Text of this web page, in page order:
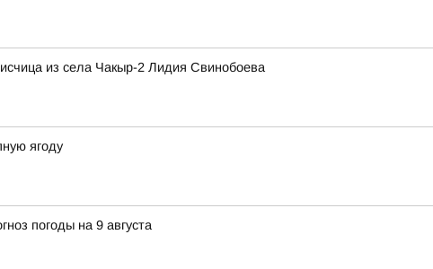
из села Чакыр-2 Лидия Свинобоева
ягоду
погоды на 9 августа